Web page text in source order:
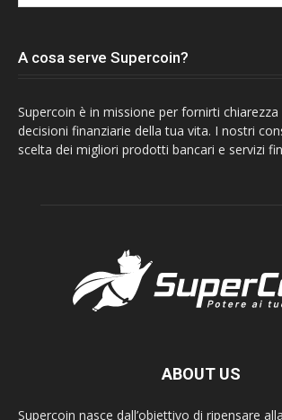
A cosa serve Supercoin?
Supercoin è in missione per fornirti
decisioni finanziarie della tua vita. I nostri
scelta dei migliori prodotti bancari e servizi
ABOUT US
Supercoin nasce dall’obiettivo di ripensare